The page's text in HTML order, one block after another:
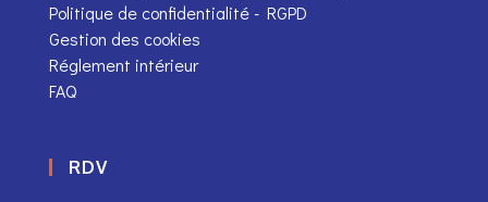
Politique de confidentialité - RGPD
Gestion des cookies
Réglement intérieur
FAQ
RDV